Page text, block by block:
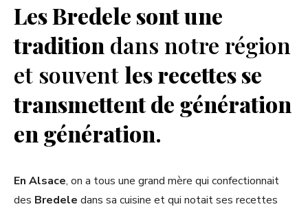
Les Bredele sont une
tradition dans notre région
et souvent les recettes se
transmettent de génération
en génération.
En Alsace, on a tous une grand mère qui confectionnait
des Bredele dans sa cuisine et qui notait ses recettes